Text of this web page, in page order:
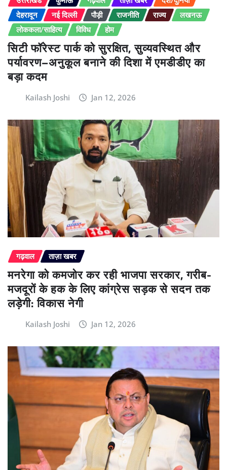
देहरादून
नई दिल्ली पौड़ी राजनीति राज्य
लखनऊ
लोककला/साहित्य
विविध होम
सिटी फॉरेस्ट पार्क को सुरक्षित, सुव्यवस्थित और
पर्यावरण–अनुकूल बनाने की दिशा में एमडीडीए का
बड़ा कदम
Kailash Joshi Jan 12, 2026
गढ़वाल ताज़ा खबर
मनरेगा को कमजोर कर रही भाजपा सरकार, गरीब-
मजदूरों के हक के लिए कांग्रेस सड़क से सदन तक
लड़ेगी: विकास नेगी
Kailash Joshi Jan 12, 2026